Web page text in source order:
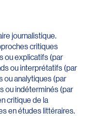
journalistique.
critiques
ou explicatifs (par
ou interprétatifs (par
ou analytiques (par
ou indéterminés (par
critique de la
en études littéraires.